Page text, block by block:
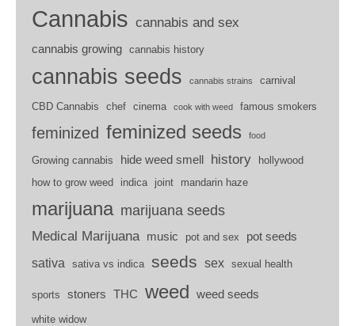
Cannabis cannabis and sex
cannabis growing cannabis history
cannabis seeds cannabis strains carnival
CBD Cannabis chef cinema cook with weed famous smokers
feminized feminized seeds food
Growing cannabis hide weed smell history
hollywood
how to grow weed
indica joint mandarin haze
marijuana marijuana seeds
Medical Marijuana
music pot and sex pot seeds
sativa sativa vs indica seeds sex sexual health
sports stoners THC weed weed seeds
white widow